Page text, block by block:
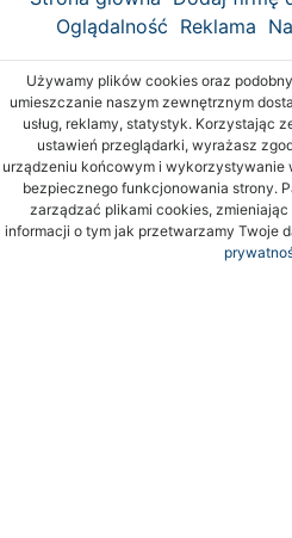
Oglądalność Reklama
Używamy plików cookies oraz
umieszczanie naszym zewnętrznym
usług, reklamy, statystyk. Korzystając
ustawień przeglądarki, wyrażasz
urządzeniu końcowym i wykorzystywanie
bezpiecznego funkcjonowania strony.
zarządzać plikami cookies,
informacji o tym jak przetwarzamy Twoje